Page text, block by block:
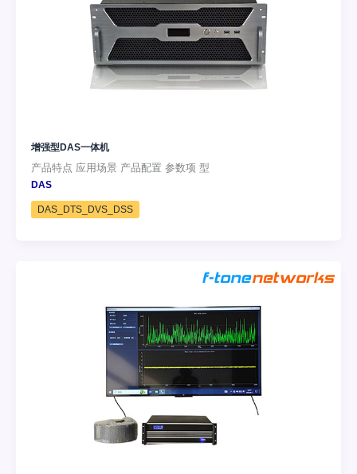
增强型DAS一体机
产品特点 应用场景 产品配置 参数项 型
DAS
DAS_DTS_DVS_DSS